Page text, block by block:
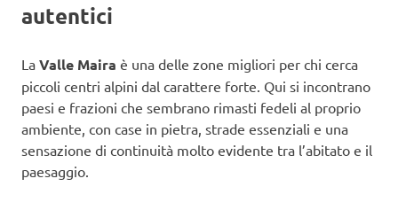
autentici
La Valle Maira è una delle zone migliori per chi cerca
piccoli centri alpini dal carattere forte. Qui si incontrano
paesi e frazioni che sembrano rimasti fedeli al proprio
ambiente, con case in pietra, strade essenziali e una
sensazione di continuità molto evidente tra l’abitato e il
paesaggio.